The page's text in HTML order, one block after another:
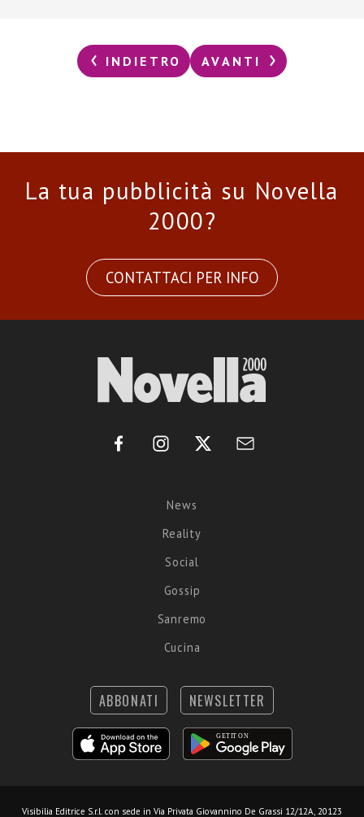
INDIETRO AVANTI
La tua pubblicità su Novella
2000?
CONTATTACI PER INFO
News
Reality
Social
Gossip
Sanremo
Cucina
ABBONATI NEWSLETTER
Visibilia Editrice S.r.l. con sede in Via Privata Giovannino De Grassi 12/12A, 20123